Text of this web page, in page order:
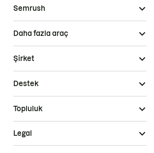
Semrush
Daha fazla araç
Şirket
Destek
Topluluk
Legal